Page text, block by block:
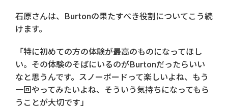
石原さんは、Burtonの果たすべき役割についてこう続
けます。
「特に初めての方の体験が最高のものになってほし
い。その体験のそばにいるのがBurtonだったらいい
なと思うんです。スノーボードって楽しいよね、もう
一回やってみたいよね、そういう気持ちになってもら
うことが大切です」